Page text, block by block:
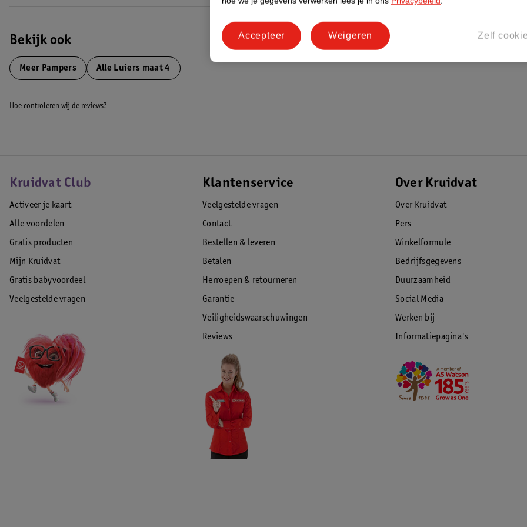
• Ultrazachte materialen speciaal voor de delicate huid van je baby
• Bescherming rondom: de Absorb Core absorbeert onmiddellijk vocht, de Stop & Protect-pocket voorkomt lekken
aan de achterkant en de beschermrandjes helpen lekken rond de beentjes voorkomen
• De urine-indicator kleurt blauw wanneer het in contact komt met urine en geeft aan wanneer de luier kan worden
verschoond
Bekijk ook
Meer Pampers Alle Luiers maat 4
Hoe controleren wij de reviews?
Kruidvat Club
Activeer je kaart
Alle voordelen
Gratis producten
Mijn Kruidvat
Gratis babyvoordeel
Veelgestelde vragen
Klantenservice
Veelgestelde vragen
Contact
Bestellen & leveren
Betalen
Herroepen & retourneren
Garantie
Veiligheidswaarschuwingen
Reviews
Over Kruidvat
Over Kruidvat
Pers
Winkelformule
Bedrijfsgegevens
Duurzaamheid
Social Media
Werken bij
Informatiepagina's
Zelf
Weigeren
Accepteer